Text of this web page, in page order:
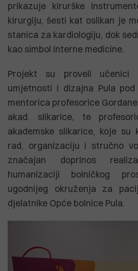
prikazuje kirurške
kirurgiju, šesti kat oslikan je
stanica za kardiologiju, dok
kao simbol interne medicine.
Projekt su proveli učenici
umjetnosti i dizajna Pula
mentorica profesorice
akad. slikarice, te
akademske slikarice, koje su
rad, organizaciju i stručno
značajan doprinos
humanizaciji bolničkog
ugodnijeg okruženja za
djelatnike Opće bolnice Pula.